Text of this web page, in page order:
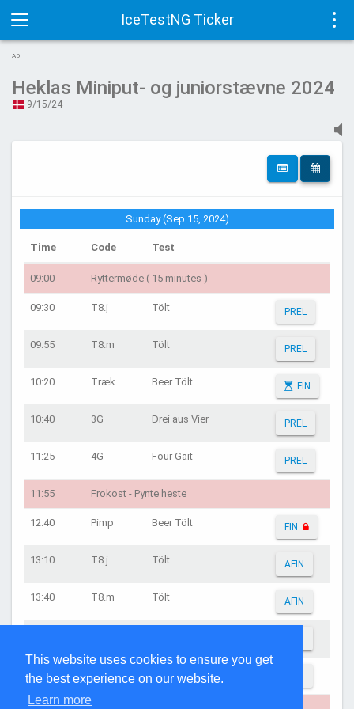
This website uses cookies to ensure you get
the best experience on our website.
Learn more
IceTestNG Ticker
Toggle
navigation
AD
Heklas Miniput- og juniorstævne 2024
9/15/24
Sunday (Sep 15, 2024)
Time Code Test
09:00 Ryttermøde ( 15 minutes )
09:30 T8.j Tölt PREL
09:55 T8.m Tölt PREL
10:20 Træk Beer Tölt FIN
10:40 3G Drei aus Vier PREL
11:25 4G Four Gait PREL
11:55 Frokost - Pynte heste
12:40 Pimp Beer Tölt FIN
13:10 T8.j Tölt AFIN
13:40 T8.m Tölt AFIN
14:40